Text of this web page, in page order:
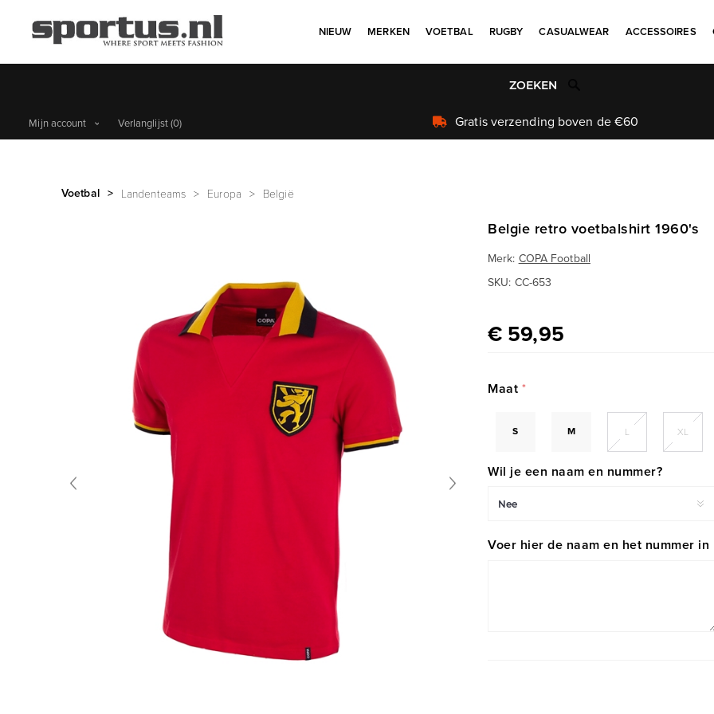
NIEUW MERKEN VOETBAL RUGBY CASUALWEAR ACCESSOIRES
Uniek aanbod
Mijn account Verlanglijst(0)
Voetbal > Landenteams > Europa > België
Belgie retro voetbalshirt 1960's
Merk: COPA Football
SKU: CC-653
€ 59,95
Maat *
S M L XL
Wil je een naam en nummer?
Voer hier de naam en het nummer in